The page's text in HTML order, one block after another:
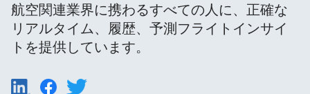
航空関連業界に携わるすべての人に、正確な
リアルタイム、履歴、予測フライトインサイ
トを提供しています。